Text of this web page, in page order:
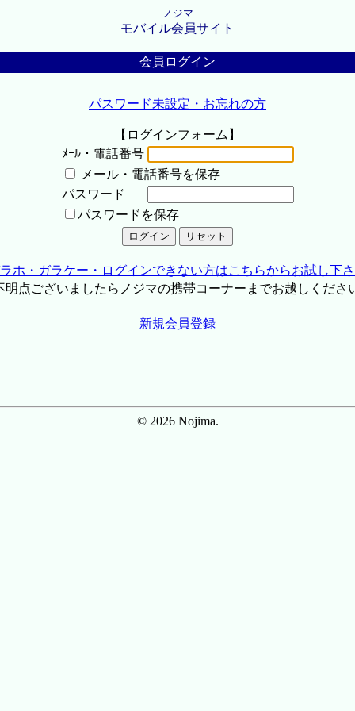
ノジマ
モバイル会員サイト
会員ログイン
パスワード未設定・お忘れの方
【ログインフォーム】
ﾒｰﾙ・電話番号
メール・電話番号を保存
パスワード
パスワードを保存
ホ・ガラケー・ログインできない方はこちらからお試し下
点ございましたらノジマの携帯コーナーまでお越しくださ
新規会員登録
© 2026 Nojima.